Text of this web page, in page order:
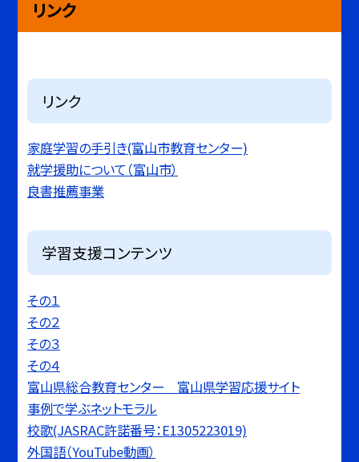
リンク
リンク
家庭学習の手引き(富山市教育センター)
就学援助について（富山市）
良書推薦事業
学習支援コンテンツ
その１
その２
その３
その４
富山県総合教育センター 富山県学習応援サイト
事例で学ぶネットモラル
校歌(JASRAC許諾番号：E1305223019)
外国語（YouTube動画）